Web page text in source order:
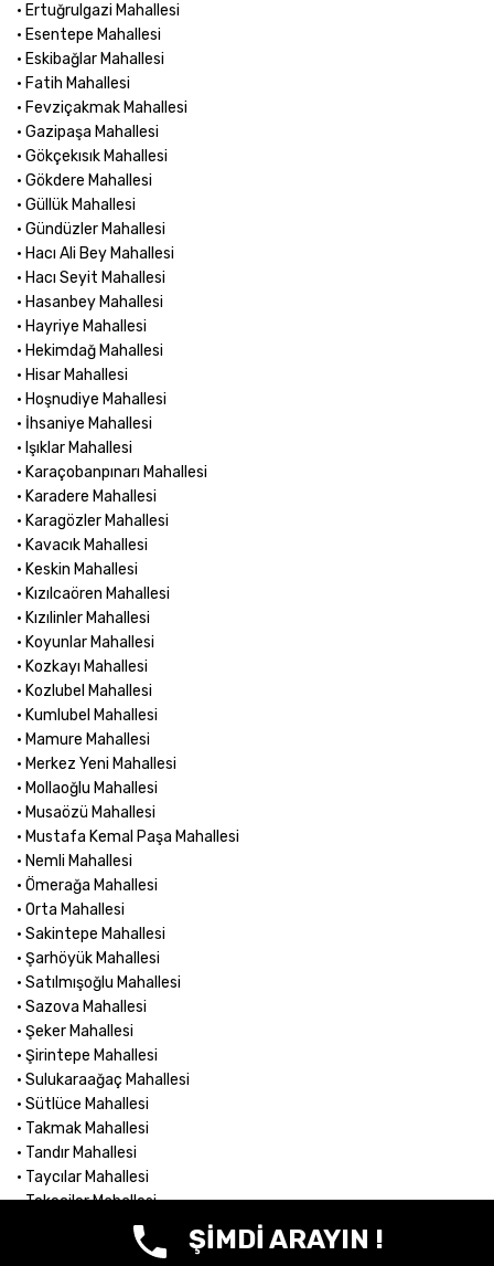
• Ertuğrulgazi Mahallesi
• Esentepe Mahallesi
• Eskibağlar Mahallesi
• Fatih Mahallesi
• Fevziçakmak Mahallesi
• Gazipaşa Mahallesi
• Gökçekısık Mahallesi
• Gökdere Mahallesi
• Güllük Mahallesi
• Gündüzler Mahallesi
• Hacı Ali Bey Mahallesi
• Hacı Seyit Mahallesi
• Hasanbey Mahallesi
• Hayriye Mahallesi
• Hekimdağ Mahallesi
• Hisar Mahallesi
• Hoşnudiye Mahallesi
• İhsaniye Mahallesi
• Işıklar Mahallesi
• Karaçobanpınarı Mahallesi
• Karadere Mahallesi
• Karagözler Mahallesi
• Kavacık Mahallesi
• Keskin Mahallesi
• Kızılcaören Mahallesi
• Kızılinler Mahallesi
• Koyunlar Mahallesi
• Kozkayı Mahallesi
• Kozlubel Mahallesi
• Kumlubel Mahallesi
• Mamure Mahallesi
• Merkez Yeni Mahallesi
• Mollaoğlu Mahallesi
• Musaözü Mahallesi
• Mustafa Kemal Paşa Mahallesi
• Nemli Mahallesi
• Ömerağa Mahallesi
• Orta Mahallesi
• Sakintepe Mahallesi
• Şarhöyük Mahallesi
• Satılmışoğlu Mahallesi
• Sazova Mahallesi
• Şeker Mahallesi
• Şirintepe Mahallesi
• Sulukaraağaç Mahallesi
• Sütlüce Mahallesi
• Takmak Mahallesi
• Tandır Mahallesi
• Taycılar Mahallesi
• Tekeciler Mahallesi
• Tunalı Mahallesi
• Turgutlar Mahallesi
ŞİMDİ ARAYIN !